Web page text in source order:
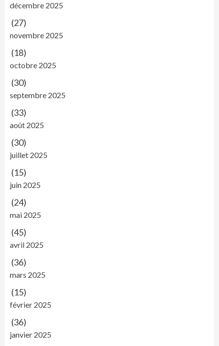
décembre 2025
(27)
novembre 2025
(18)
octobre 2025
(30)
septembre 2025
(33)
août 2025
(30)
juillet 2025
(15)
juin 2025
(24)
mai 2025
(45)
avril 2025
(36)
mars 2025
(15)
février 2025
(36)
janvier 2025